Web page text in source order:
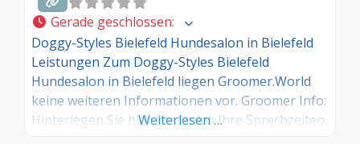
Gerade geschlossen:
Doggy-Styles Bielefeld Hundesalon in Bielefeld
Leistungen Zum Doggy-Styles Bielefeld
Hundesalon in Bielefeld liegen Groomer.World
keine weiteren Informationen vor. Groomer Info:
Hinterlegen Sie hier kostenlos Ihre Sprechzeiten,
Weiterlesen …